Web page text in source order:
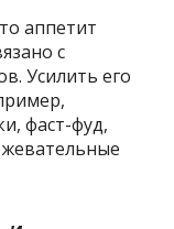
аппетит
с
Усилить его
фаст-фуд,
жевательные